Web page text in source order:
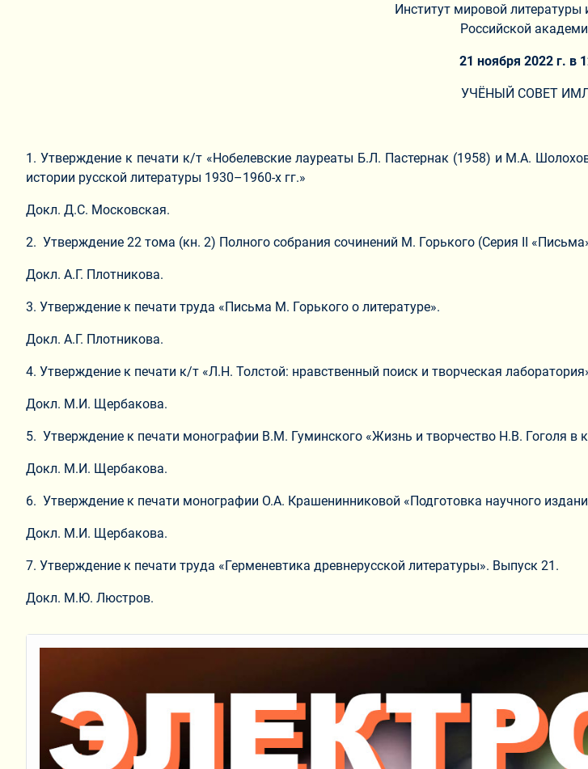
Институт мировой
Российской
21 ноября 2022 г. в
УЧЁНЫЙ СОВЕТ
1. Утверждение к печати к/т «Нобелевские лауреаты Б.Л. Пастернак (1958) и М.А.
истории русской литературы 1930–1960-х гг.»
Докл. Д.С. Московская.
2. Утверждение 22 тома (кн. 2) Полного собрания сочинений М. Горького (Серия II
Докл. А.Г. Плотникова.
3. Утверждение к печати труда «Письма М. Горького о литературе».
Докл. А.Г. Плотникова.
4. Утверждение к печати к/т «Л.Н. Толстой: нравственный поиск и творческая
Докл. М.И. Щербакова.
5. Утверждение к печати монографии В.М. Гуминского «Жизнь и творчество Н.В. Гоголя в
Докл. М.И. Щербакова.
6. Утверждение к печати монографии О.А. Крашенинниковой «Подготовка научного
Докл. М.И. Щербакова.
7. Утверждение к печати труда «Герменевтика древнерусской литературы». Выпуск 21.
Докл. М.Ю. Люстров.